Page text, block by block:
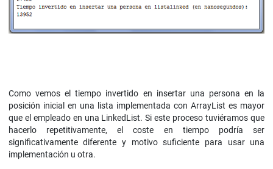
Como vemos el tiempo invertido en insertar una persona en la
posición inicial en una lista implementada con ArrayList es mayor
que el empleado en una LinkedList. Si este proceso tuviéramos que
hacerlo repetitivamente, el coste en tiempo podría ser
significativamente diferente y motivo suficiente para usar una
implementación u otra.